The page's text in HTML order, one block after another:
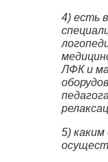
4) есть
ЛФК и
5) каким